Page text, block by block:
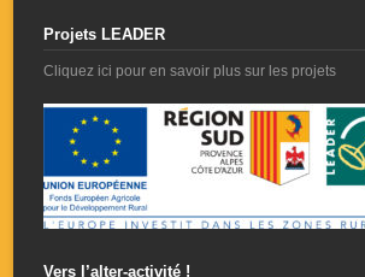
Projets LEADER
Cliquez ici pour en savoir plus sur les projets
Vers l’alter-activité !